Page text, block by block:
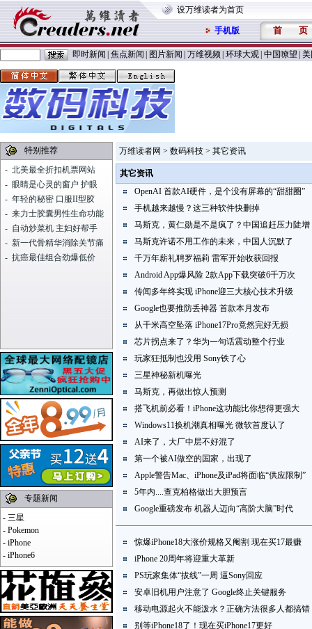
设万维读者为首页
手机版 首 页
即时新闻 焦点新闻 图片新闻 万维视频 环球大观 中国嘹望 美
特别推荐
- 北美最全折扣机票网站
- 眼睛是心灵的窗户 护眼
- 年轻的秘密 口服II型胶
- 来力士胶囊男性生命功能
- 自动炒菜机 主妇好帮手
- 新一代骨精华消除关节痛
- 抗癌最佳组合劲爆低价
专题新闻
- 三星
- Pokemon
- iPhone
- iPhone6
万维读者网 > 数码科技 > 其它资讯
其它资讯
OpenAI 首款AI硬件，是个没有屏幕的“甜甜圈”
手机越来越慢？这三种软件快删掉
马斯克，黄仁勋是不是疯了？中国追赶压力陡增
马斯克许诺不用工作的未来，中国人沉默了
千万年薪礼聘罗福莉 雷军开始收获回报
Android App爆风险 2款App下载突破6千万次
传闻多年终实现 iPhone迎三大核心技术升级
Google也要推防丢神器 首款本月发布
从千米高空坠落 iPhone17Pro竟然完好无损
芯片拐点来了？华为一句话震动整个行业
玩家狂抵制也没用 Sony铁了心
三星神秘新机曝光
马斯克，再做出惊人预测
搭飞机前必看！iPhone这功能比你想得更强大
Windows11换机潮真相曝光 微软首度认了
AI来了，大厂中层不好混了
第一个被AI做空的国家，出现了
Apple警告Mac、iPhone及iPad将面临“供应限制”
5年内....查克柏格做出大胆预言
Google重磅发布 机器人迈向“高阶大脑”时代
惊爆iPhone18大涨价规格又阉割 现在买17最赚
iPhone 20周年将迎重大革新
PS玩家集体“拔线”一周 逼Sony回应
安卓旧机用户注意了 Google终止关键服务
移动电源起火不能泼水？正确方法很多人都搞错
别等iPhone18了！现在买iPhone17更好